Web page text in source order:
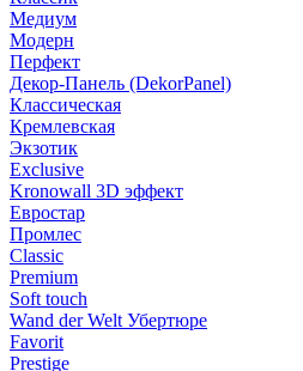
Медиум
Модерн
Перфект
Декор-Панель (DekorPanel)
Классическая
Кремлевская
Экзотик
Exclusive
Kronowall 3D эффект
Евростар
Промлес
Classic
Premium
Soft touch
Wand der Welt Убертюре
Favorit
Prestige